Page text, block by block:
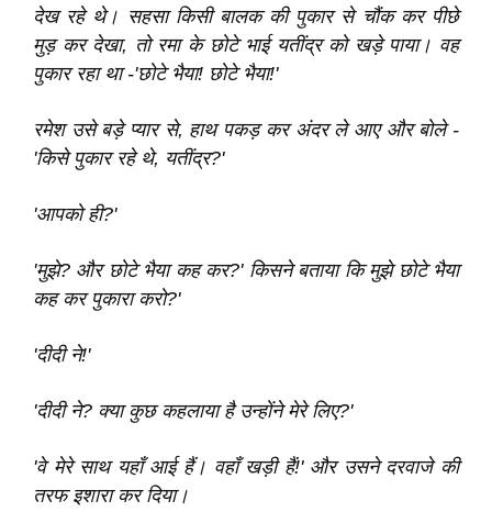
देख रहे थे। सहसा किसी बालक की पुकार से चौंक कर पीछे
मुड़ कर देखा, तो रमा के छोटे भाई यतींद्र को खड़े पाया। वह
पुकार रहा था -'छोटे भैया! छोटे भैया!'
रमेश उसे बड़े प्यार से, हाथ पकड़ कर अंदर ले आए और बोले -
'किसे पुकार रहे थे, यतींद्र?'
'आपको ही?'
'मुझे? और छोटे भैया कह कर?' किसने बताया कि मुझे छोटे भैया
कह कर पुकारा करो?'
'दीदी ने!'
'दीदी ने? क्या कुछ कहलाया है उन्होंने मेरे लिए?'
'वे मेरे साथ यहाँ आई हैं। वहाँ खड़ी हैं!' और उसने दरवाजे की
तरफ इशारा कर दिया।